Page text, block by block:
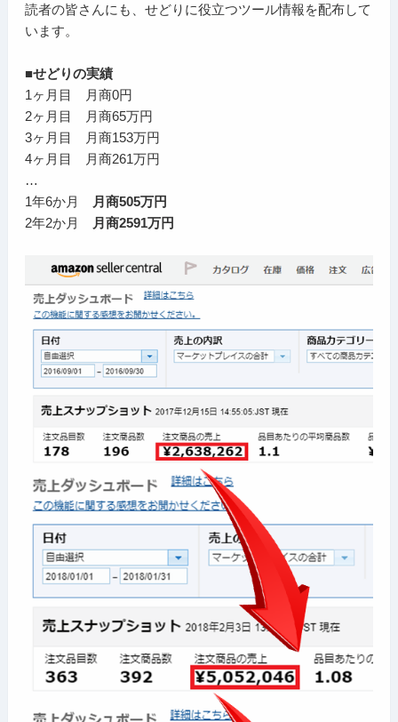
読者の皆さんにも、せどりに役立つツール情報を配布して
います。
■せどりの実績
1ヶ月目 月商0円
2ヶ月目 月商65万円
3ヶ月目 月商153万円
4ヶ月目 月商261万円
…
1年6か月
月商505万円
2年2か月
月商2591万円